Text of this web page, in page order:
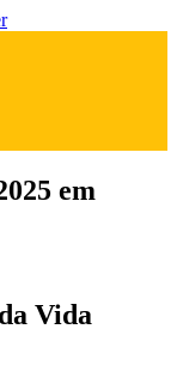
em
Vida